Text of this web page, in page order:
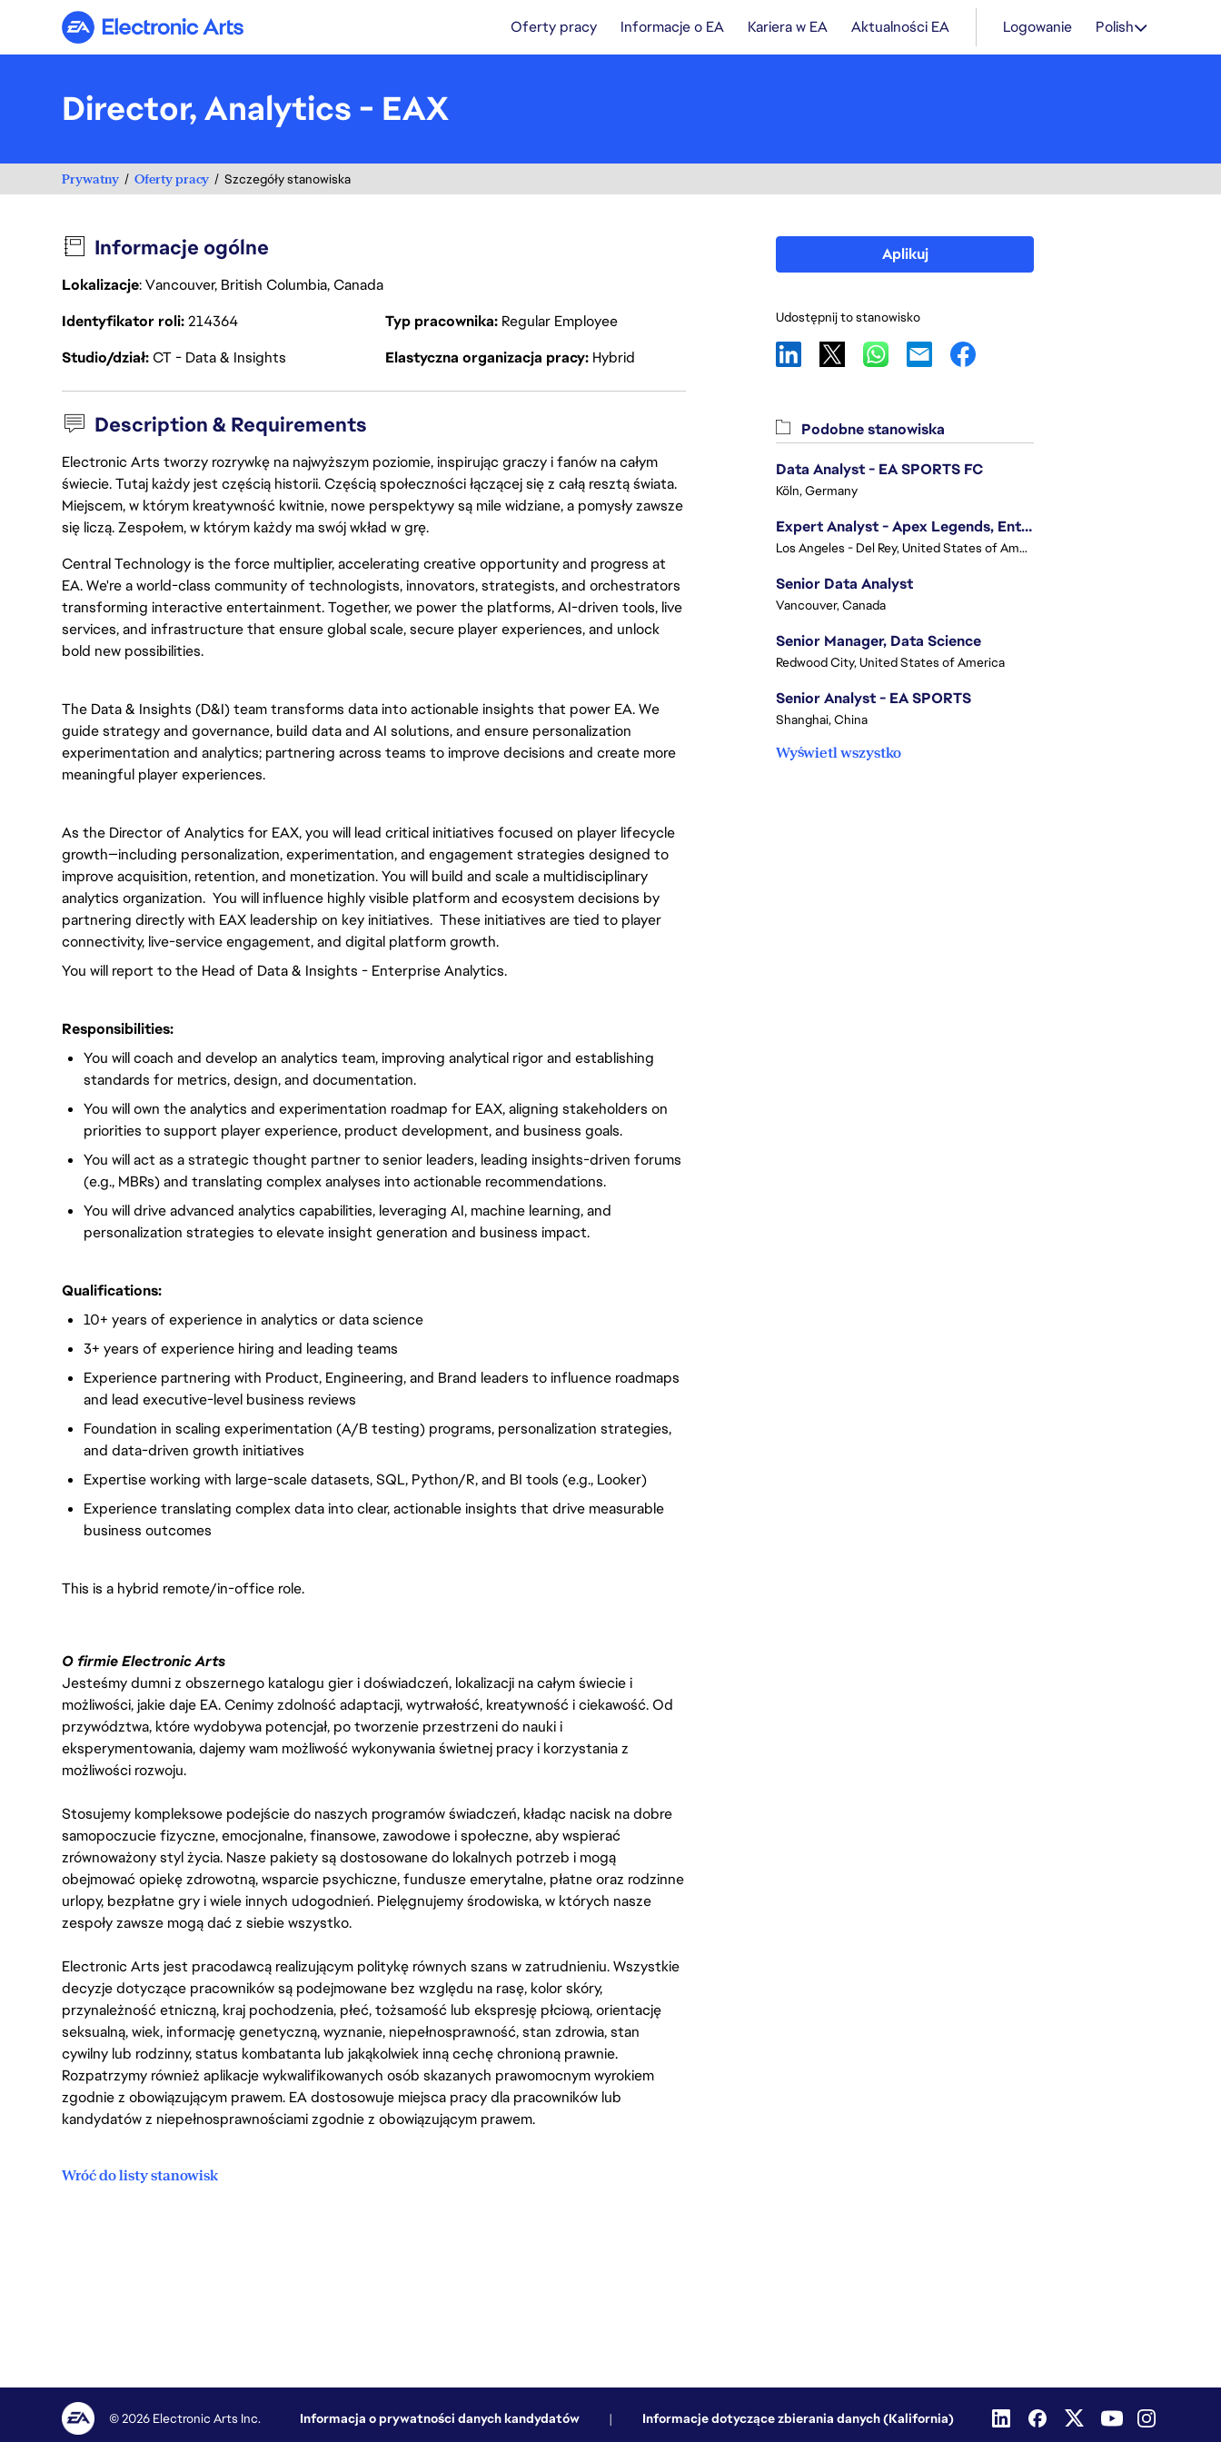
Electronic Arts Oferty pracy Informacje o EA Kariera w EA Aktualności EA Logowanie Polish
Director, Analytics - EAX
Prywatny Oferty pracy Szczegóły stanowiska
Informacje ogólne
Lokalizacje: Vancouver, British Columbia, Canada
Identyfikator roli214364 Typ pracownika Regular Employee
Studio/działCT - Data & Insights Elastyczna organizacja pracy Hybrid
Description & Requirements
Electronic Arts tworzy rozrywkę na najwyższym poziomie, inspirując graczy i fanów na całym
świecie. Tutaj każdy jest częścią historii. Częścią społeczności łączącej się z całą resztą świata.
Miejscem, w którym kreatywność kwitnie, nowe perspektywy są mile widziane, a pomysły zawsze
się liczą. Zespołem, w którym każdy ma swój wkład w grę.
Central Technology is the force multiplier, accelerating creative opportunity and progress at
EA. We're a world-class community of technologists, innovators, strategists, and orchestrators
transforming interactive entertainment. Together, we power the platforms, AI-driven tools, live
services, and infrastructure that ensure global scale, secure player experiences, and unlock
bold new possibilities.
The Data & Insights (D&I) team transforms data into actionable insights that power EA. We
guide strategy and governance, build data and AI solutions, and ensure personalization
experimentation and analytics; partnering across teams to improve decisions and create more
meaningful player experiences.
As the Director of Analytics for EAX, you will lead critical initiatives focused on player lifecycle
growth—including personalization, experimentation, and engagement strategies designed to
improve acquisition, retention, and monetization. You will build and scale a multidisciplinary
analytics organization. You will influence highly visible platform and ecosystem decisions by
partnering directly with EAX leadership on key initiatives. These initiatives are tied to player
connectivity, live-service engagement, and digital platform growth.
You will report to the Head of Data & Insights - Enterprise Analytics.
Responsibilities:
You will coach and develop an analytics team, improving analytical rigor and establishing
standards for metrics, design, and documentation.
You will own the analytics and experimentation roadmap for EAX, aligning stakeholders on
priorities to support player experience, product development, and business goals.
You will act as a strategic thought partner to senior leaders, leading insights-driven forums
(e.g., MBRs) and translating complex analyses into actionable recommendations.
You will drive advanced analytics capabilities, leveraging AI, machine learning, and
personalization strategies to elevate insight generation and business impact.
Qualifications:
10+ years of experience in analytics or data science
3+ years of experience hiring and leading teams
Experience partnering with Product, Engineering, and Brand leaders to influence roadmaps
and lead executive-level business reviews
Foundation in scaling experimentation (A/B testing) programs, personalization strategies,
and data-driven growth initiatives
Expertise working with large-scale datasets, SQL, Python/R, and BI tools (e.g., Looker)
Experience translating complex data into clear, actionable insights that drive measurable
business outcomes
This is a hybrid remote/in-office role.
O firmie Electronic Arts
Jesteśmy dumni z obszernego katalogu gier i doświadczeń, lokalizacji na całym świecie i
możliwości, jakie daje EA. Cenimy zdolność adaptacji, wytrwałość, kreatywność i ciekawość. Od
przywództwa, które wydobywa potencjał, po tworzenie przestrzeni do nauki i
eksperymentowania, dajemy wam możliwość wykonywania świetnej pracy i korzystania z
możliwości rozwoju.
Stosujemy kompleksowe podejście do naszych programów świadczeń, kładąc nacisk na dobre
samopoczucie fizyczne, emocjonalne, finansowe, zawodowe i społeczne, aby wspierać
zrównoważony styl życia. Nasze pakiety są dostosowane do lokalnych potrzeb i mogą
obejmować opiekę zdrowotną, wsparcie psychiczne, fundusze emerytalne, płatne oraz rodzinne
urlopy, bezpłatne gry i wiele innych udogodnień. Pielęgnujemy środowiska, w których nasze
zespoły zawsze mogą dać z siebie wszystko.
Electronic Arts jest pracodawcą realizującym politykę równych szans w zatrudnieniu. Wszystkie
decyzje dotyczące pracowników są podejmowane bez względu na rasę, kolor skóry,
przynależność etniczną, kraj pochodzenia, płeć, tożsamość lub ekspresję płciową, orientację
seksualną, wiek, informację genetyczną, wyznanie, niepełnosprawność, stan zdrowia, stan
cywilny lub rodzinny, status kombatanta lub jakąkolwiek inną cechę chronioną prawnie.
Rozpatrzymy również aplikacje wykwalifikowanych osób skazanych prawomocnym wyrokiem
zgodnie z obowiązującym prawem. EA dostosowuje miejsca pracy dla pracowników lub
kandydatów z niepełnosprawnościami zgodnie z obowiązującym prawem.
Wróć do listy stanowisk
Aplikuj
Udostępnij to stanowisko
Podobne stanowiska
Data Analyst - EA SPORTS FC
Köln, Germany
Expert Analyst - Apex Legends, Enterprise Intelligence (EI)
Los Angeles - Del Rey, United States of America
Senior Data Analyst
Vancouver, Canada
Senior Manager, Data Science
Redwood City, United States of America
Senior Analyst - EA SPORTS
Shanghai, China
Wyświetl wszystko
© 2026 Electronic Arts Inc. Informacja o prywatności danych kandydatów | Informacje dotyczące zbierania danych (Kalifornia)